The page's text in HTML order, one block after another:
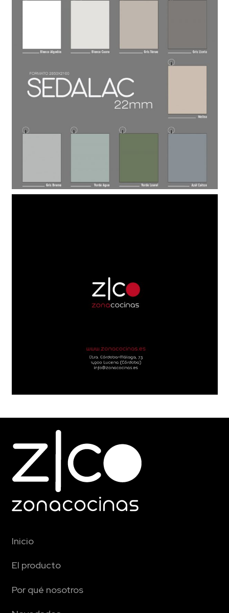
Inicio
El producto
Por qué nosotros